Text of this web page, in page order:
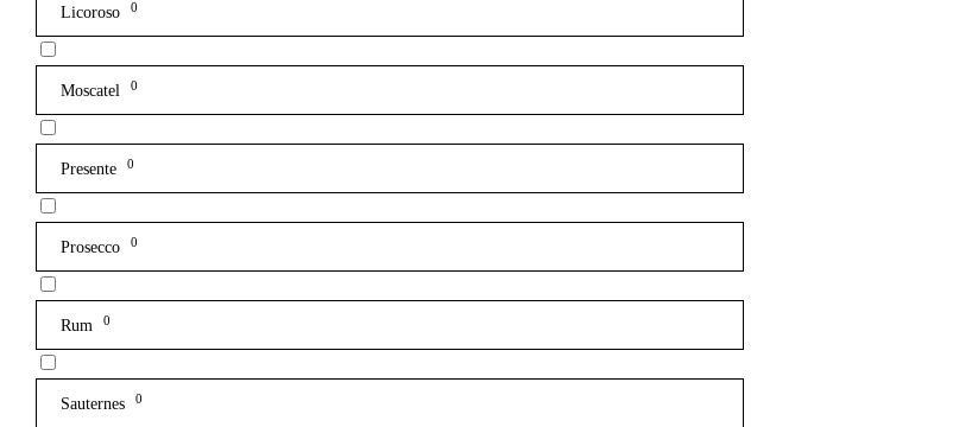
Licoroso 0
Moscatel 0
Presente 0
Prosecco 0
Rum 0
Sauternes 0